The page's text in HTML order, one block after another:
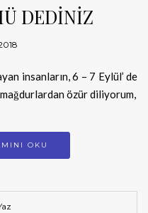
DEDİNİZ
insanların, 6 – 7 Eylül’ de
özür diliyorum,
OKU